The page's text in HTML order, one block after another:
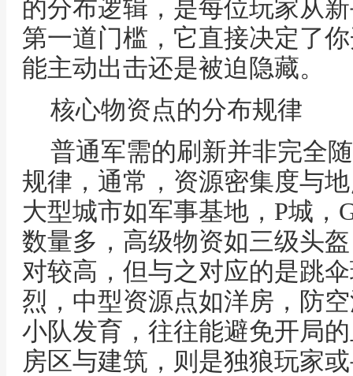
的分布逻辑，是每位玩家从
第一道门槛，它直接决定了
能主动出击还是被迫隐藏。
核心物资点的分布规律
普通军需的刷新并非完全
规律，通常，资源密集度与
大型城市如军事基地，P城，
数量多，高级物资如三级头
对较高，但与之对应的是跳
烈，中型资源点如洋房，防
小队发育，往往能避免开局
房区与建筑，则是独狼玩家